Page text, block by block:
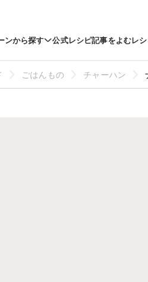
ンから探す 公式レシピ記事をよむレ
ごはんもの チャーハン